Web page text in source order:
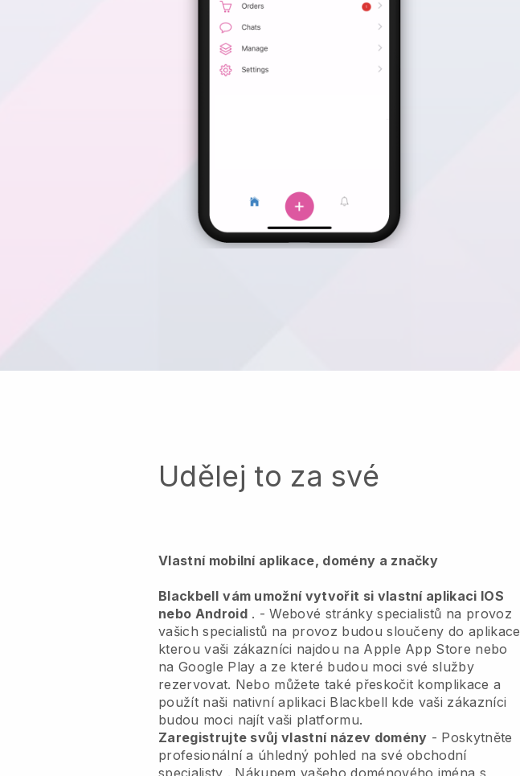
Udělej to za své
Vlastní mobilní aplikace, domény a značky
Blackbell vám umožní vytvořit si vlastní aplikaci IOS
nebo Android. -Webové stránky specialistů na provoz
vašich specialistů na provoz budou sloučeny do aplikace
kterou vaši zákazníci najdou na Apple App Store nebo
na Google Play a ze které budou moci své služby
rezervovat. Nebo můžete také přeskočit komplikace a
použít naši nativní aplikaci Blackbell kde vaši zákazníci
budou moci najít vaši platformu.
Zaregistrujte svůj vlastní název domény - Poskytněte
profesionální a úhledný pohled na své obchodní
specialisty . Nákupem vašeho doménového jména s